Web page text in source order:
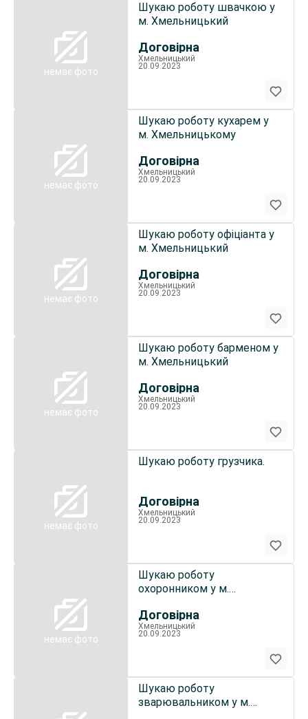
немає фото
Договірна
Шукаю роботу швачкою у
м. Хмельницький
Хмельницький
20.09.2023
немає фото
Договірна
Шукаю роботу кухарем у
м. Хмельницькому
Хмельницький
20.09.2023
немає фото
Договірна
Шукаю роботу офіціанта у
м. Хмельницький
Хмельницький
20.09.2023
немає фото
Договірна
Шукаю роботу барменом у
м. Хмельницький
Хмельницький
20.09.2023
немає фото
Договірна
Шукаю роботу грузчика.
Хмельницький
20.09.2023
немає фото
Договірна
Шукаю роботу
охоронником у м.
Хмельницький
20.09.2023
Шукаю роботу
зварювальником у м.